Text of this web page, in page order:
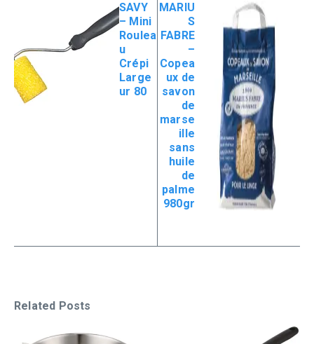
SAVY
– Mini
Roulea
u
Crépi
Large
ur 80
MARIU
S
FABRE
–
Copea
ux de
savon
de
marse
ille
sans
huile
de
palme
980gr
Related Posts